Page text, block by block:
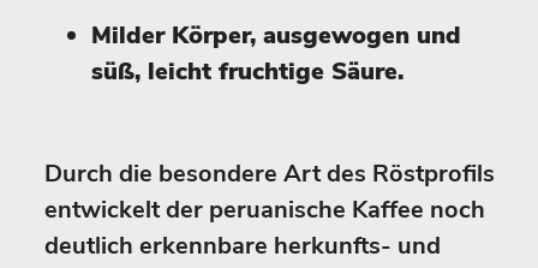
Milder Körper, ausgewogen und
süß, leicht fruchtige Säure.
Durch die besondere Art des Röstprofils
entwickelt der peruanische Kaffee noch
deutlich erkennbare herkunfts- und